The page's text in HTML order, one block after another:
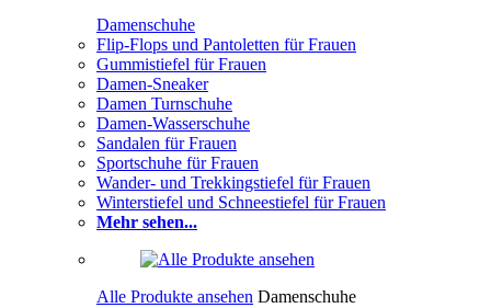
Damenschuhe
Flip-Flops und Pantoletten für Frauen
Gummistiefel für Frauen
Damen-Sneaker
Damen Turnschuhe
Damen-Wasserschuhe
Sandalen für Frauen
Sportschuhe für Frauen
Wander- und Trekkingstiefel für Frauen
Winterstiefel und Schneestiefel für Frauen
Mehr sehen...
Alle Produkte ansehen Damenschuhe